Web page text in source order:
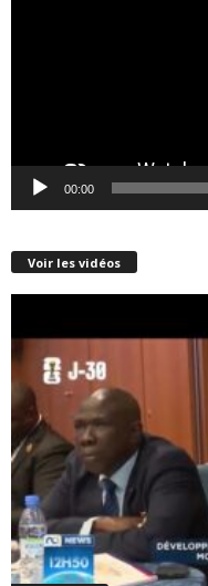
00:00
Voir les vidéos